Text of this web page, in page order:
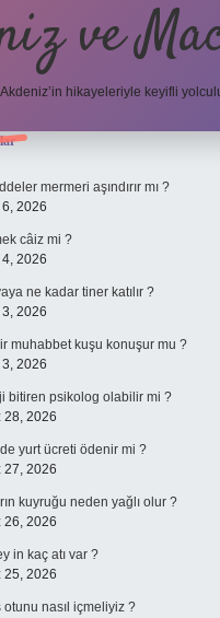
ve
Akdeniz’in hikayeleriyle keyifli
mermeri aşındırır mı ?
2026
câiz mi ?
2026
ne kadar tiner katılır ?
2026
muhabbet kuşu konuşur mu ?
2026
bitiren psikolog olabilir mi ?
28, 2026
yurt ücreti ödenir mi ?
27, 2026
kuyruğu neden yağlı olur ?
26, 2026
in kaç atı var ?
25, 2026
otunu nasıl içmeliyiz ?